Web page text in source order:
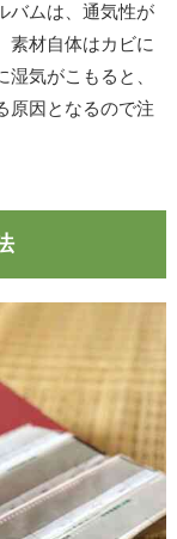
バムは、通気性が
素材自体はカビに
気がこもると、
原因となるので注